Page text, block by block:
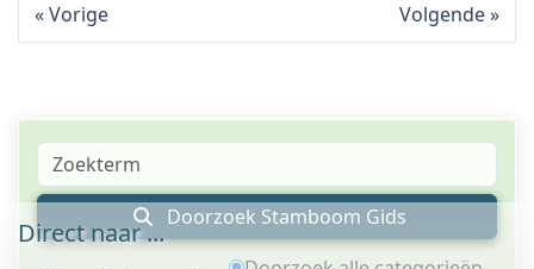
Vorige Volgende
Doorzoek Stamboom Gids
Direct naar ...